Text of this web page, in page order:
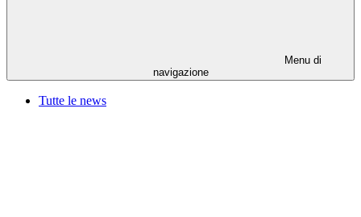
Menu di
navigazione
Tutte le news